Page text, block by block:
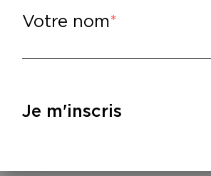
Votre nom
Je m'inscris